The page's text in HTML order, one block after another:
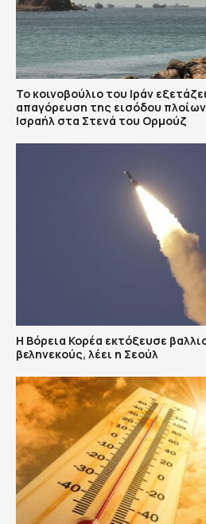
To κοινοβούλιο του Ιράν
απαγόρευση της εισόδου
Ισραήλ στα Στενά του Ορμούζ
Η Βόρεια Κορέα εκτόξευσε
βεληνεκούς, λέει η Σεούλ